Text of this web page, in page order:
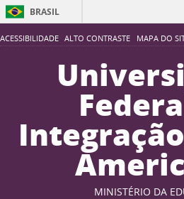
ACESSIBILIDADE ALTO CONTRASTE MAPA DO
BRASIL
MINISTÉRIO DA